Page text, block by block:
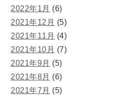
2022年1月 (6)
2021年12月 (5)
2021年11月 (4)
2021年10月 (7)
2021年9月 (5)
2021年8月 (6)
2021年7月 (5)